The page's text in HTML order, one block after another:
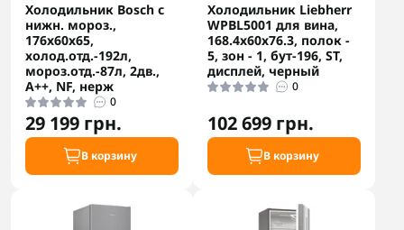
Холодильник Bosch с
нижн. мороз.,
176x60x65,
холод.отд.-192л,
мороз.отд.-87л, 2дв.,
А++, NF, нерж
0
29 199 грн.
В корзину
Холодильник Liebherr
WPBL5001 для вина,
168.4x60х76.3, полок -
5, зон - 1, бут-196, ST,
дисплей, черный
0
102 699 грн.
В корзину